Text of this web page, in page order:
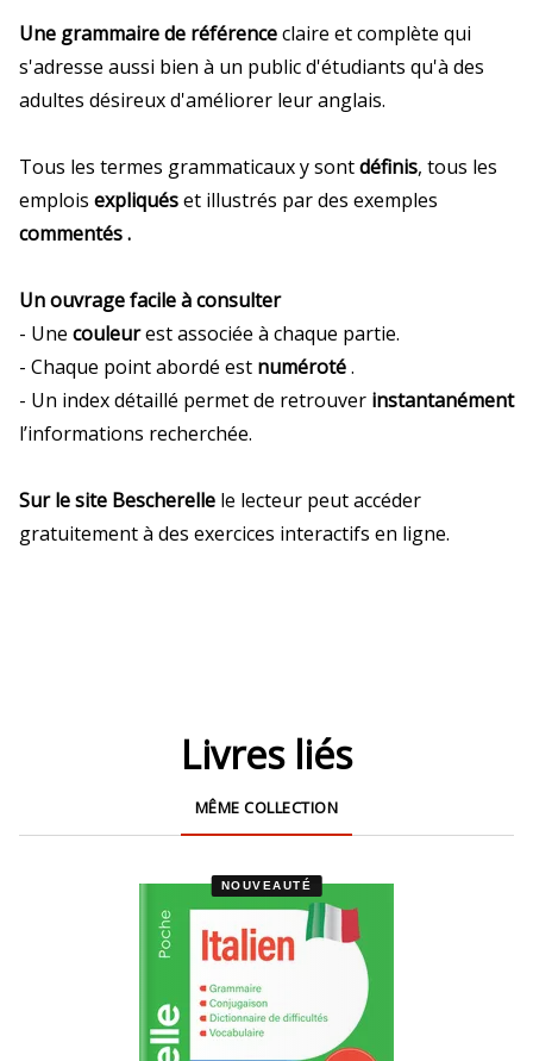
Une grammaire de référenceclaire et complète qui
s'adresse aussi bien à un public d'étudiants qu'à des
adultes désireux d'améliorer leur anglais.
Tous les termes grammaticaux y sontdéfinis, tous les
emplois expliquéset illustrés par des exemples
commentés .
Un ouvrage facile à consulter
- Une couleurest associée à chaque partie.
- Chaque point abordé est numéroté.
- Un index détaillé permet de retrouver instantanément
l’informations recherchée.
Sur le site Bescherelle le lecteur peut accéder
gratuitement à des exercices interactifs en ligne.
Livres liés
MÊME COLLECTION
NOUVEAUTÉ